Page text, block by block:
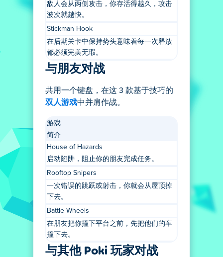
敌人会从两侧攻击，你存活得越久，攻击
波次就越快。
Stickman Hook
在后期关卡中保持势头意味着每一次释放
都必须完美无瑕。
与朋友对战
共用一个键盘，在这 3 款基于技巧的
双人游戏中并肩作战。
游戏
简介
House of Hazards
启动陷阱，阻止你的朋友完成任务。
Rooftop Snipers
一次错误的跳跃或射击，你就会从屋顶掉
下去。
Battle Wheels
在朋友把你撞下平台之前，先把他们的车
撞下去。
与其他 Poki 玩家对战